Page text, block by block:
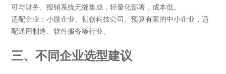
可与财务、报销系统无缝集成，轻量化部署，成本低。
适配企业 ：小微企业、初创科技公司、预算有限的中小企业，适
配通用制造、软件服务等行业。
三、不同企业选型建议